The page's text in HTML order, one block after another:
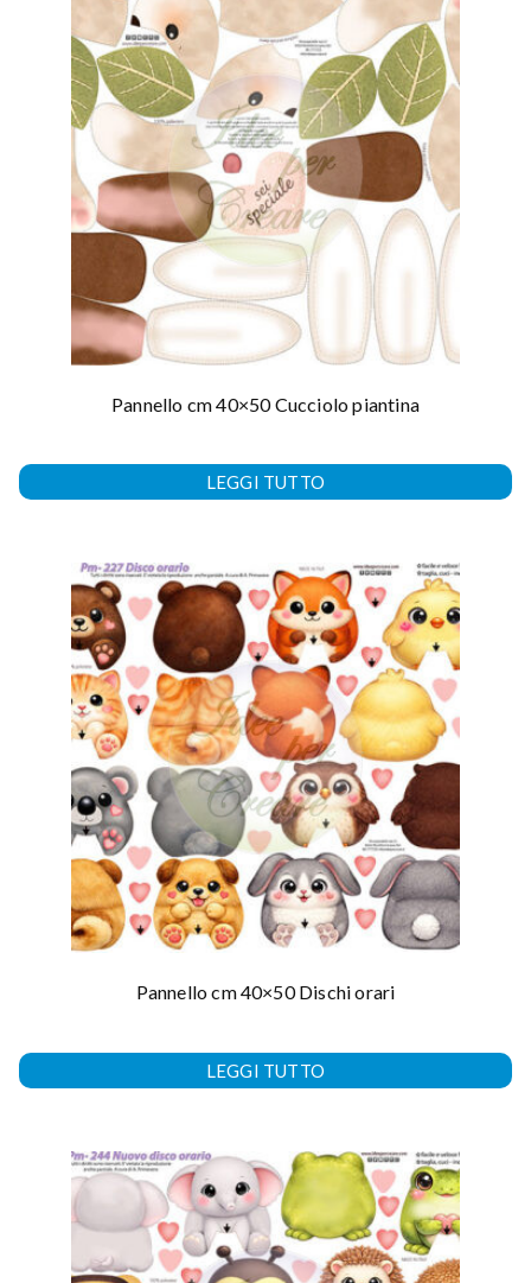
Pannello cm 40×50 Cucciolo piantina
LEGGI TUTTO
Pannello cm 40×50 Dischi orari
LEGGI TUTTO